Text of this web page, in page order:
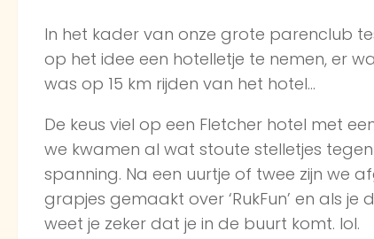
In het kader van onze grote parenclub
op het idee een hotelletje te nemen, er
was op 15 km rijden van het hotel…
De keus viel op een Fletcher hotel met
we kwamen al wat stoute stelletjes
spanning. Na een uurtje of twee zijn we
grapjes gemaakt over ‘RukFun’ en als
weet je zeker dat je in de buurt komt. lol.